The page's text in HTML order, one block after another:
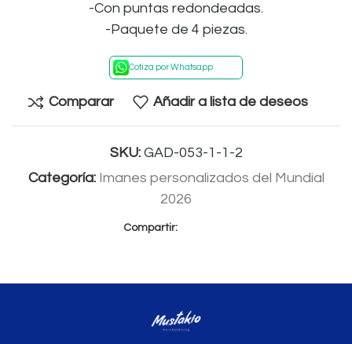
-Con puntas redondeadas.
-Paquete de 4 piezas.
Cotiza por Whatsapp
Comparar Añadir a lista de deseos
SKU: GAD-053-1-1-2
Categoría: Imanes personalizados del Mundial
2026
Compartir: